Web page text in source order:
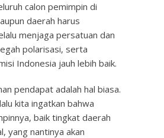
calon pemimpin di
daerah harus
menjaga persatuan dan
polarisasi, serta
Indonesia jauh lebih baik.
pendapat adalah hal biasa.
kita ingatkan bahwa
baik tingkat daerah
yang nantinya akan